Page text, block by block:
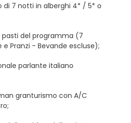
7 notti in alberghi 4* / 5* o
del programma (7
e Pranzi - Bevande escluse);
parlante italiano
granturismo con A/C